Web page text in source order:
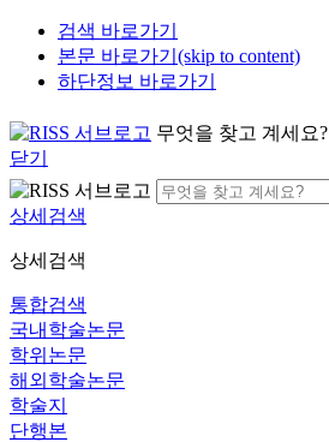
검색 바로가기
본문 바로가기(skip to content)
하단정보 바로가기
무엇을 찾고 계세요?
닫기
상세검색
상세검색
통합검색
국내학술논문
학위논문
해외학술논문
학술지
단행본